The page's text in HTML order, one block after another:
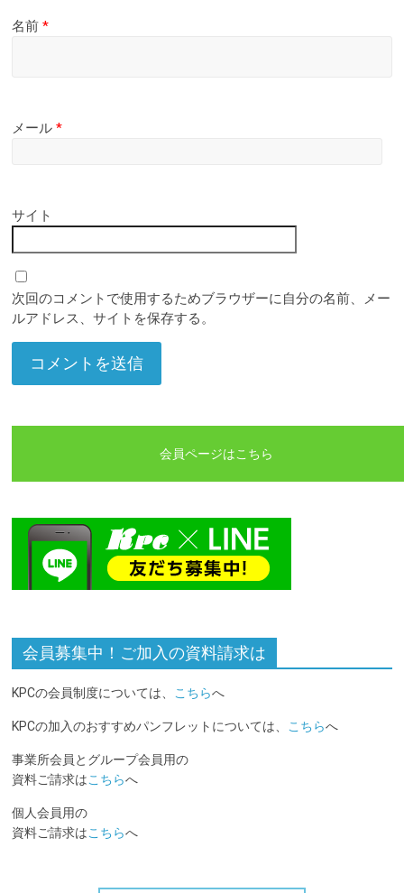
名前*
メール*
サイト
次回のコメントで使用するためブラウザーに自分の名前、メー
ルアドレス、サイトを保存する。
会員ページはこちら
会員募集中！ご加入の資料請求は
KPCの会員制度については、 こちらへ
KPCの加入のおすすめパンフレットについては、 こちらへ
事業所会員とグループ会員用の
資料ご請求はこちらへ
個人会員用の
資料ご請求はこちらへ